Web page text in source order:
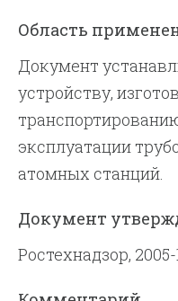
Область
Документ
устройству,
эксплуатации
атомных станций.
Документ
Ростехнадзор,